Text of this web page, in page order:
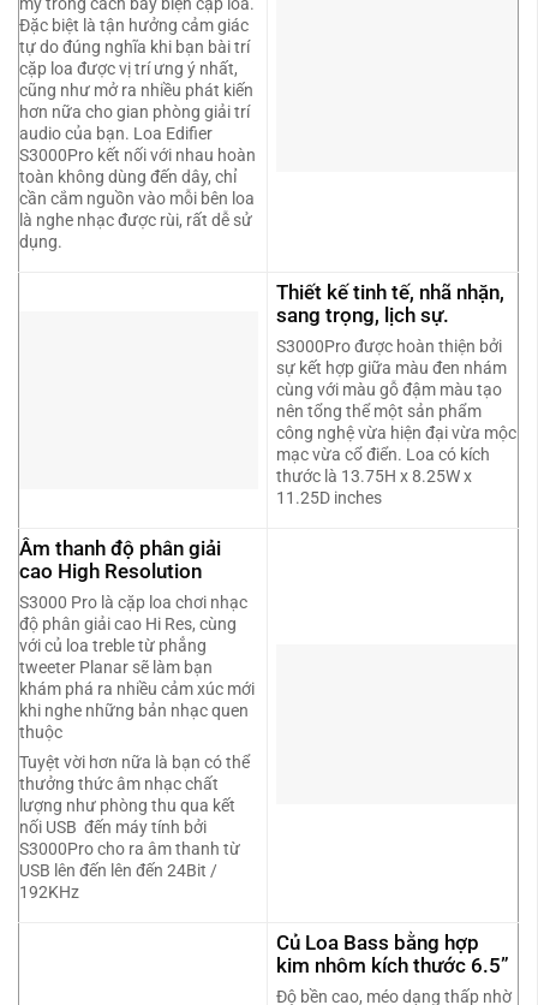
mỹ trong cách bày biện cặp loa.
Đặc biệt là tận hưởng cảm giác
tự do đúng nghĩa khi bạn bài trí
cặp loa được vị trí ưng ý nhất,
cũng như mở ra nhiều phát kiến
hơn nữa cho gian phòng giải trí
audio của bạn. Loa Edifier
S3000Pro kết nối với nhau hoàn
toàn không dùng đến dây, chỉ
cần cắm nguồn vào mỗi bên loa
là nghe nhạc được rùi, rất dễ sử
dụng.
Thiết kế tinh tế, nhã nhặn,
sang trọng, lịch sự.
S3000Pro được hoàn thiện bởi
sự kết hợp giữa màu đen nhám
cùng với màu gỗ đậm màu tạo
nên tổng thể một sản phẩm
công nghệ vừa hiện đại vừa mộc
mạc vừa cổ điển. Loa có kích
thước là 13.75H x 8.25W x
11.25D inches
Âm thanh độ phân giải
cao High Resolution
S3000 Pro là cặp loa chơi nhạc
độ phân giải cao Hi Res, cùng
với củ loa treble từ phẳng
tweeter Planar sẽ làm bạn
khám phá ra nhiều cảm xúc mới
khi nghe những bản nhạc quen
thuộc
Tuyệt vời hơn nữa là bạn có thể
thưởng thức âm nhạc chất
lượng như phòng thu qua kết
nối USB đến máy tính bởi
S3000Pro cho ra âm thanh từ
USB lên đến lên đến 24Bit /
192KHz
Củ Loa Bass bằng hợp
kim nhôm kích thước 6.5”
Độ bền cao, méo dạng thấp nhờ